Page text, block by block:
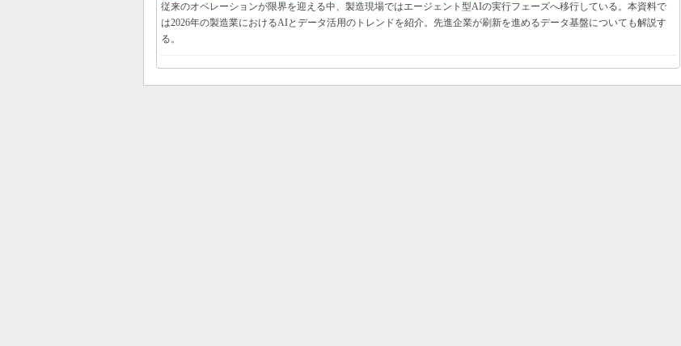
従来のオペレーションが限界を迎える中、製造現場ではエージェント型AIの実行フェーズへ移行している。本資料で
は2026年の製造業におけるAIとデータ活用のトレンドを紹介。先進企業が刷新を進めるデータ基盤についても解説す
る。